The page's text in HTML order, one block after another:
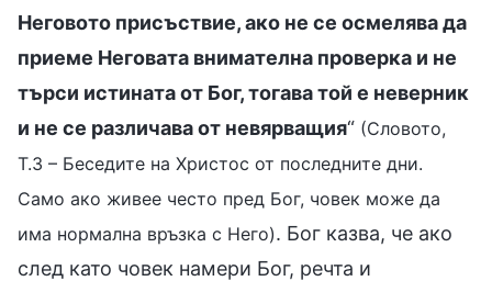
Неговото присъствие, ако не се осмелява да
приеме Неговата внимателна проверка и не
търси истината от Бог, тогава той е неверник
и не се различава от невярващия“ (Словото,
Т.3 – Беседите на Христос от последните дни.
Само ако живее често пред Бог, човек може да
има нормална връзка с Него). Бог казва, че ако
след като човек намери Бог, речта и